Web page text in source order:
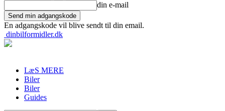
din e-mail
En adgangskode vil blive sendt til din email.
dinbilformidler.dk
LæS MERE
Biler
Biler
Guides